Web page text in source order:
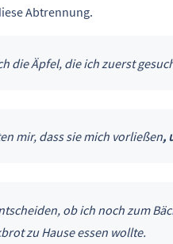
Abtrennung.
die Äpfel, die ich zuerst
mir, dass sie mich vorließen,
ob ich noch zum
zu Hause essen wollte.